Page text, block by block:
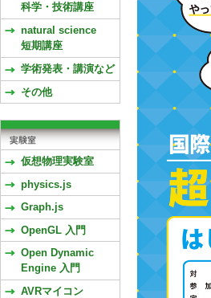
科学・技術講座
natural science
短期講座
学術発表・講演など
その他
仮想物理実験室
physics.js
Graph.js
OpenGL 入門
Open Dynamic
Engine 入門
AVRマイコン